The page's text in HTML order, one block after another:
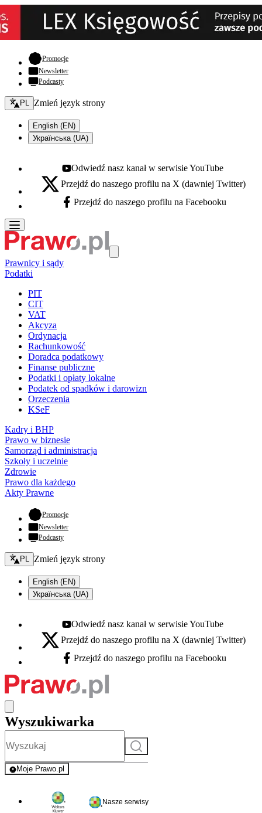
Promocje- otwiera się w nowej karcie
Newsletter
Podcasty
Zmień język - bieżący:
PL Zmień język strony
English (EN)
Українська (UA)
Youtube - otwiera się w nowej karcie
Odwiedź nasz kanał w serwisie YouTube
X - otwiera się w nowej karcie
Przejdź do naszego profilu na X (dawniej Twitter)
Facebook - otwiera się w nowej karcie
Przejdź do naszego profilu na Facebooku
Prawnicy i sądy
Podatki
PIT
CIT
VAT
Akcyza
Ordynacja
Rachunkowość
Doradca podatkowy
Finanse publiczne
Podatki i opłaty lokalne
Podatek od spadków i darowizn
Orzeczenia
KSeF
Kadry i BHP
Prawo w biznesie
Samorząd i administracja
Szkoły i uczelnie
Zdrowie
Prawo dla każdego
Akty Prawne
Promocje- otwiera się w nowej karcie
Newsletter
Podcasty
Zmień język - bieżący:
PL Zmień język strony
English (EN)
Українська (UA)
Youtube - otwiera się w nowej karcie
Odwiedź nasz kanał w serwisie YouTube
X - otwiera się w nowej karcie
Przejdź do naszego profilu na X (dawniej Twitter)
Facebook - otwiera się w nowej karcie
Przejdź do naszego profilu na Facebooku
Wyszukiwarka
Szukaj
Moje Prawo.pl
- rejestracja i logowanie do serwisu
Nasze serwisy